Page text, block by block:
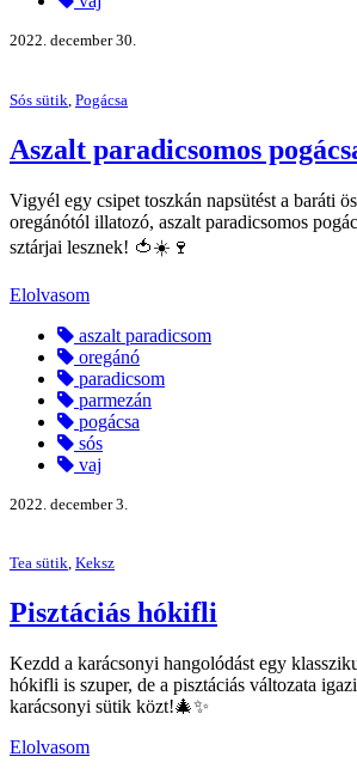
2022. december 30.
Sós sütik Pogácsa
Aszalt paradicsomos
Vigyél egy csipet toszkán napsütést a baráti
oregánótól illatozó, aszalt paradicsomos
sztárjai lesznek! 🍅☀️🍷
Elolvasom
aszalt paradicsom
oregánó
paradicsom
parmezán
pogácsa
sós
vaj
2022. december 3.
Tea sütik Keksz
Pisztáciás hókifli
Kezdd a karácsonyi hangolódást egy
hókifli is szuper, de a pisztáciás változata
karácsonyi sütik közt!🎄✨
Elolvasom